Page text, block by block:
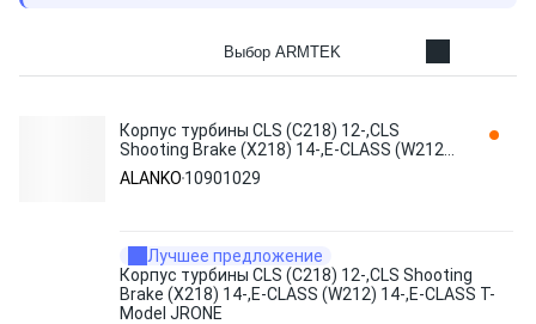
Выбор ARMTEK
Корпус турбины CLS (C218) 12-,CLS
Shooting Brake (X218) 14-,E-CLASS (W212)
14-,E-CLASS T-Model JRONE 10901029
ALANKO
ALANKO 10901029
Лучшее предложение
Корпус турбины CLS (C218) 12-,CLS Shooting
Brake (X218) 14-,E-CLASS (W212) 14-,E-CLASS T-
Model JRONE